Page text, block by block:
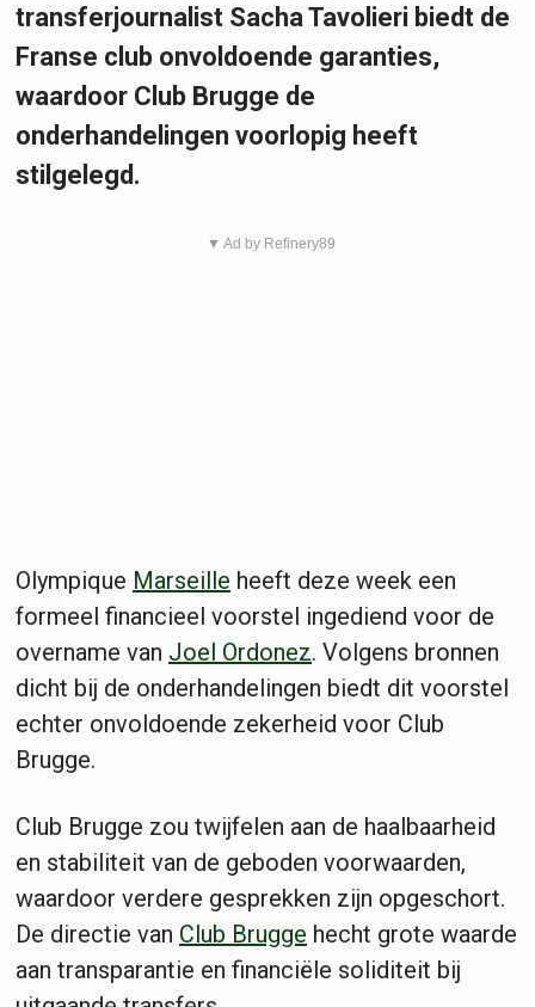
transferjournalist Sacha Tavolieri biedt de
Franse club onvoldoende garanties,
waardoor Club Brugge de
onderhandelingen voorlopig heeft
stilgelegd.
▼ Ad by Refinery89
Olympique Marseille heeft deze week een
formeel financieel voorstel ingediend voor de
overname van Joel Ordonez. Volgens bronnen
dicht bij de onderhandelingen biedt dit voorstel
echter onvoldoende zekerheid voor Club
Brugge.
Club Brugge zou twijfelen aan de haalbaarheid
en stabiliteit van de geboden voorwaarden,
waardoor verdere gesprekken zijn opgeschort.
De directie van Club Brugge hecht grote waarde
aan transparantie en financiële soliditeit bij